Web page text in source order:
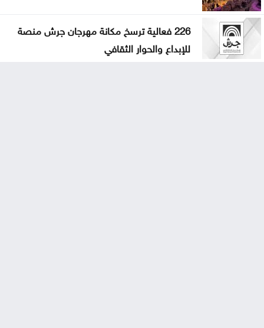
226 فعالية ترسخ مكانة مهرجان جرش منصة
للإبداع والحوار الثقافي